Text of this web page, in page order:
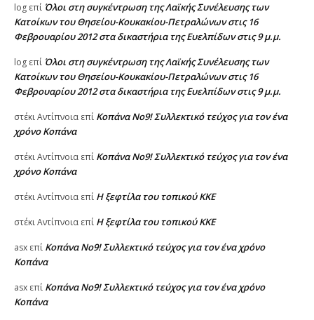
log επί Όλοι στη συγκέντρωση της Λαϊκής Συνέλευσης των
Κατοίκων του Θησείου-Κουκακίου-Πετραλώνων στις 16
Φεβρουαρίου 2012 στα δικαστήρια της Ευελπίδων στις 9 μ.μ.
log επί Όλοι στη συγκέντρωση της Λαϊκής Συνέλευσης των
Κατοίκων του Θησείου-Κουκακίου-Πετραλώνων στις 16
Φεβρουαρίου 2012 στα δικαστήρια της Ευελπίδων στις 9 μ.μ.
στέκι Αντίπνοια επί Κοπάνα Νο9! Συλλεκτικό τεύχος για τον ένα
χρόνο Κοπάνα
στέκι Αντίπνοια επί Κοπάνα Νο9! Συλλεκτικό τεύχος για τον ένα
χρόνο Κοπάνα
στέκι Αντίπνοια επί Η ξεφτίλα του τοπικού ΚΚΕ
στέκι Αντίπνοια επί Η ξεφτίλα του τοπικού ΚΚΕ
asx επί Κοπάνα Νο9! Συλλεκτικό τεύχος για τον ένα χρόνο
Κοπάνα
asx επί Κοπάνα Νο9! Συλλεκτικό τεύχος για τον ένα χρόνο
Κοπάνα